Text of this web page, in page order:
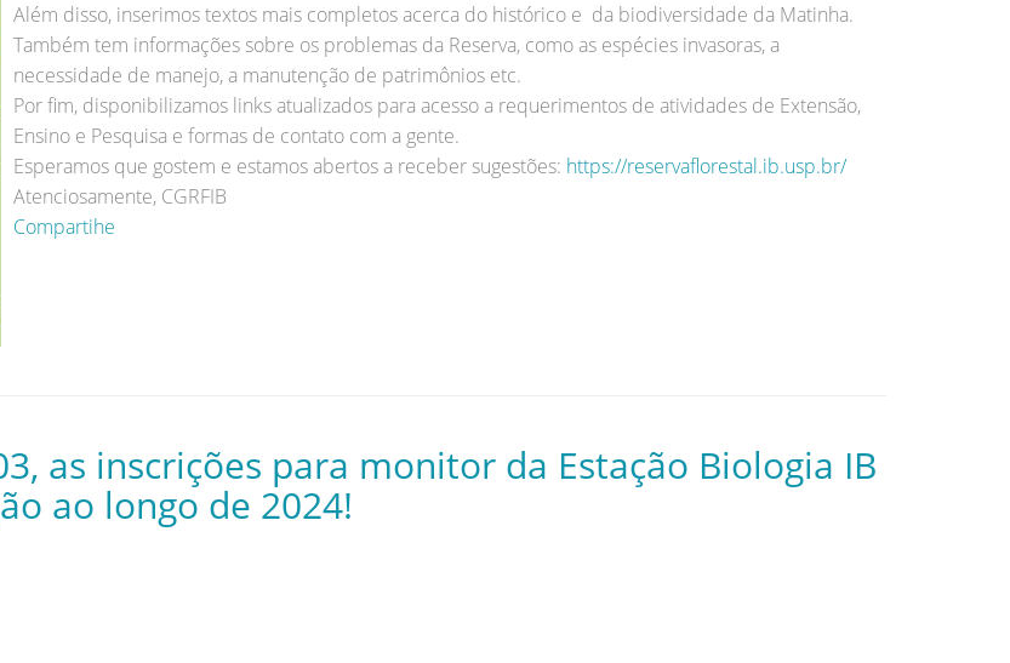
Além disso, inserimos textos mais completos acerca do histórico e da biodiversidade da Matinha.
Também tem informações sobre os problemas da Reserva, como as espécies invasoras, a
necessidade de manejo, a manutenção de patrimônios etc.
Por fim, disponibilizamos links atualizados para acesso a requerimentos de atividades de Extensão,
Ensino e Pesquisa e formas de contato com a gente.
Esperamos que gostem e estamos abertos a receber sugestões: https://reservaflorestal.ib.usp.br/
Atenciosamente, CGRFIB
Compartihe
as inscrições para monitor da Estação Biologia IB
ao longo de 2024!